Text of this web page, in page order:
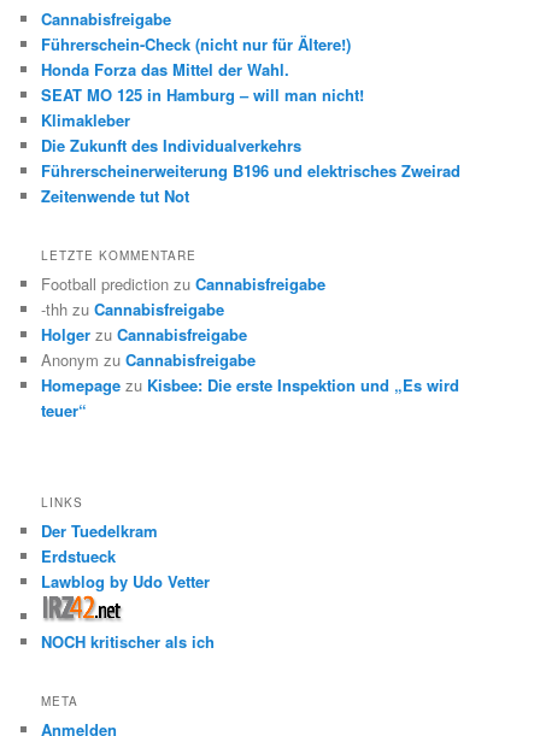
Cannabisfreigabe
Führerschein-Check (nicht nur für Ältere!)
Honda Forza das Mittel der Wahl.
SEAT MO 125 in Hamburg – will man nicht!
Klimakleber
Die Zukunft des Individualverkehrs
Führerscheinerweiterung B196 und elektrisches Zweirad
Zeitenwende tut Not
LETZTE KOMMENTARE
Football prediction zuCannabisfreigabe
-thh zuCannabisfreigabe
Holger zuCannabisfreigabe
Anonym zuCannabisfreigabe
Homepage zu Kisbee: Die erste Inspektion und „Es wird
teuer“
LINKS
Der Tuedelkram
Erdstueck
Lawblog by Udo Vetter
NOCH kritischer als ich
META
Anmelden